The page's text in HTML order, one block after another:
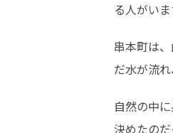
る人がい
串本町は
だ水が流
自然の中
決めたのだ